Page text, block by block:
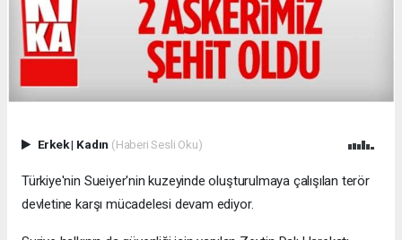
Erkek| Kadın (Haberi Sesli Oku)
Türkiye'nin Sueiyer'nin kuzeyinde oluşturulmaya çalışılan terör
devletine karşı mücadelesi devam ediyor.